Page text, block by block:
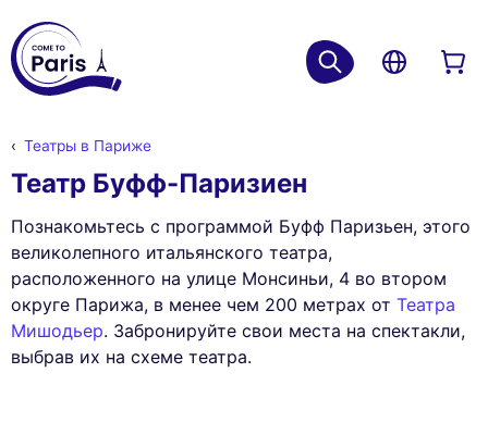
Театры в Париже
Театр Буфф-Паризиен
Познакомьтесь с программой Буфф Паризьен, этого
великолепного итальянского театра,
расположенного на улице Монсиньи, 4 во втором
округе Парижа, в менее чем 200 метрах от Театра
Мишодьер. Забронируйте свои места на спектакли,
выбрав их на схеме театра.